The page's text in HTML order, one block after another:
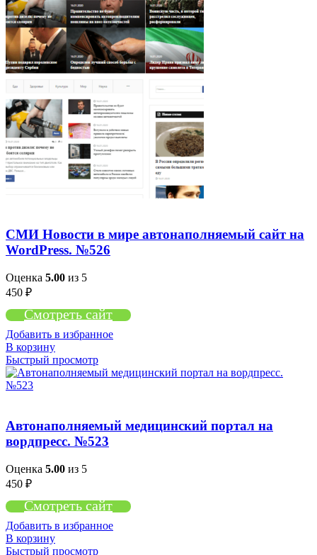
СМИ Новости в мире автонаполняемый сайт на
WordPress. №526
Оценка 5.00 из 5
450 ₽
Смотреть сайт
Добавить в избранное
В корзину
Быстрый просмотр
Автонаполняемый медицинский портал на
вордпресс. №523
Оценка 5.00 из 5
450 ₽
Смотреть сайт
Добавить в избранное
В корзину
Быстрый просмотр